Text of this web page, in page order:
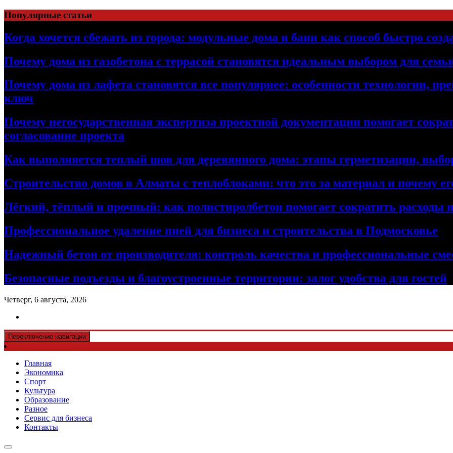
Перейти
к
содержимому
Популярные статьи
Когда хочется сбежать из города: модульные дома и бани как способ быстро
Почему дома из газобетона с террасой становятся идеальным выбором для
Почему дома из лафета становятся все популярнее: особенности технологии,
ключ
Почему негосударственная экспертиза проектной документации помогает
согласование проекта
Как выполняется теплый шов для деревянного дома: этапы герметизации,
Строительство домов в Алматы с теплоблоками: что это за материал и почему
Лёгкий, тёплый и прочный: как полистиролбетон помогает сократить расходы
Профессиональное удаление пней для бизнеса и строительства в Подмосковье
Надежный бетон от производителя: контроль качества и профессиональные
Безопасные подъезды и благоустроенные территории: залог удобства для гостей
Четверг, 6 августа, 2026
Переключение навигации
Главная
Экономика
Спорт
Культура
Образование
Разное
Сервис для бизнеса
Контакты